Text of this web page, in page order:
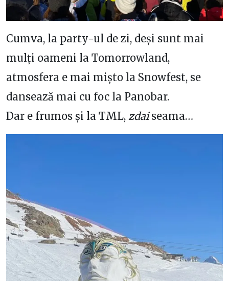
Cumva, la party-ul de zi, deși sunt mai
mulți oameni la Tomorrowland,
atmosfera e mai mișto la Snowfest, se
dansează mai cu foc la Panobar.
Dar e frumos și la TML, zdaiseama…